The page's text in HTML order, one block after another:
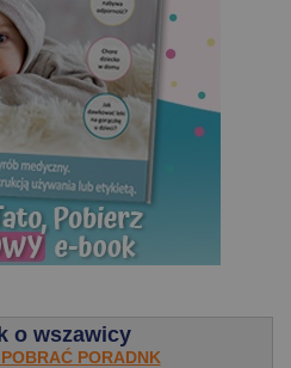
o wszawicy
PORADNK